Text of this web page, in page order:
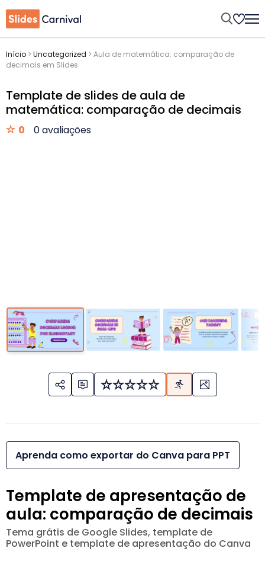
Início > Uncategorized > Aula de matemática: comparação de
decimais em Slides
Template de slides de aula de
matemática: comparação de decimais
0 0 avaliações
Aprenda como exportar do Canva para PPT
Template de apresentação de
aula: comparação de decimais
Tema grátis de Google Slides, template de
PowerPoint e template de apresentação do Canva